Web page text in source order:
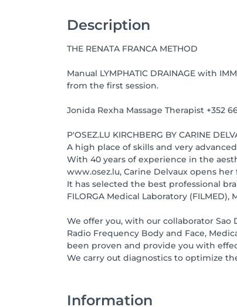
Description
THE RENATA FRANCA METHOD
Manual LYMPHATIC DRAINAGE with
from the first session.
Jonida Rexha Massage Therapist +352
P'OSEZ.LU KIRCHBERG BY CARINE
A high place of skills and very
With 40 years of experience in the
www.osez.lu, Carine Delvaux opens
It has selected the best professional
FILORGA Medical Laboratory (FILMED),
We offer you, with our collaborator Sao
Radio Frequency Body and Face,
been proven and provide you with
We carry out diagnostics to optimize
Information